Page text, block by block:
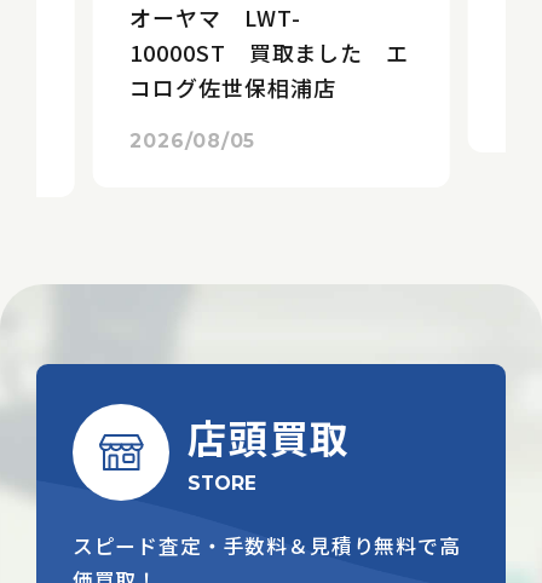
オーヤマ LWT-
10000ST 買取ました エ
コログ佐世保相浦店
2026/08/05
店頭買取
STORE
スピード査定・手数料＆見積り無料で高